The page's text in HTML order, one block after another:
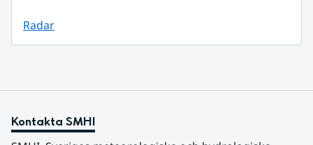
Radar
Kontakta SMHI